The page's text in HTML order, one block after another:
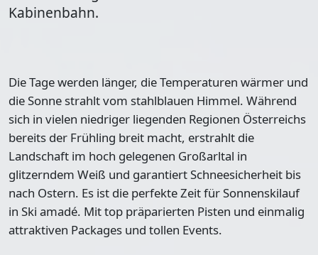
Kabinenbahn.
Die Tage werden länger, die Temperaturen wärmer und
die Sonne strahlt vom stahlblauen Himmel. Während
sich in vielen niedriger liegenden Regionen Österreichs
bereits der Frühling breit macht, erstrahlt die
Landschaft im hoch gelegenen Großarltal in
glitzerndem Weiß und garantiert Schneesicherheit bis
nach Ostern. Es ist die perfekte Zeit für Sonnenskilauf
in Ski amadé. Mit top präparierten Pisten und einmalig
attraktiven Packages und tollen Events.